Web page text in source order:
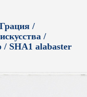
/
/
/ SHA1 alabaster